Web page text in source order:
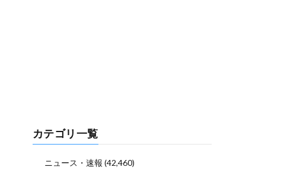
カテゴリ一覧
ニュース・速報 (42,460)